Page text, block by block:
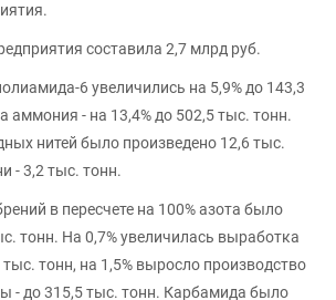
составила 2,7 млрд руб.
6 увеличились на 5,9% до 143,3
аммония - на 13,4% до 502,5 тыс. тонн.
нитей было произведено 12,6 тыс.
- 3,2 тыс. тонн.
в пересчете на 100% азота было
тонн. На 0,7% увеличилась выработка
тонн, на 1,5% выросло производство
- до 315,5 тыс. тонн. Карбамида было